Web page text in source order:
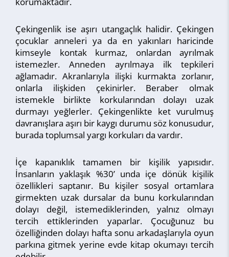
Çekingenlik ise aşırı utangaçlık halidir. Çekingen
çocuklar anneleri ya da en yakınları haricinde
kimseyle kontak kurmaz, onlardan ayrılmak
istemezler. Anneden ayrılmaya ilk tepkileri
ağlamadır. Akranlarıyla ilişki kurmakta zorlanır,
onlarla ilişkiden çekinirler. Beraber olmak
istemekle birlikte korkularından dolayı uzak
durmayı yeğlerler. Çekingenlikte ket vurulmuş
davranışlara aşırı bir kaygı durumu söz konusudur,
burada toplumsal yargı korkuları da vardır.
İçe kapanıklık tamamen bir kişilik yapısıdır.
İnsanların yaklaşık %30’ unda içe dönük kişilik
özellikleri saptanır. Bu kişiler sosyal ortamlara
girmekten uzak dursalar da bunu korkularından
dolayı değil, istemediklerinden, yalnız olmayı
tercih ettiklerinden yaparlar. Çocuğunuz bu
özelliğinden dolayı hafta sonu arkadaşlarıyla oyun
parkına gitmek yerine evde kitap okumayı tercih